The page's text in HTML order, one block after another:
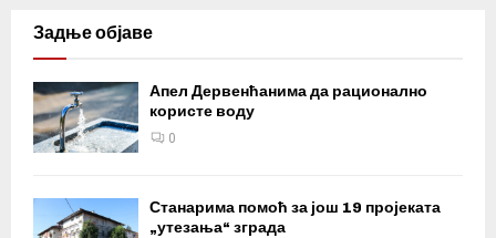
Задње објаве
Апел Дервенћанима да рационално
користе воду
0
Станарима помоћ за још 19 пројеката
„утезања“ зграда